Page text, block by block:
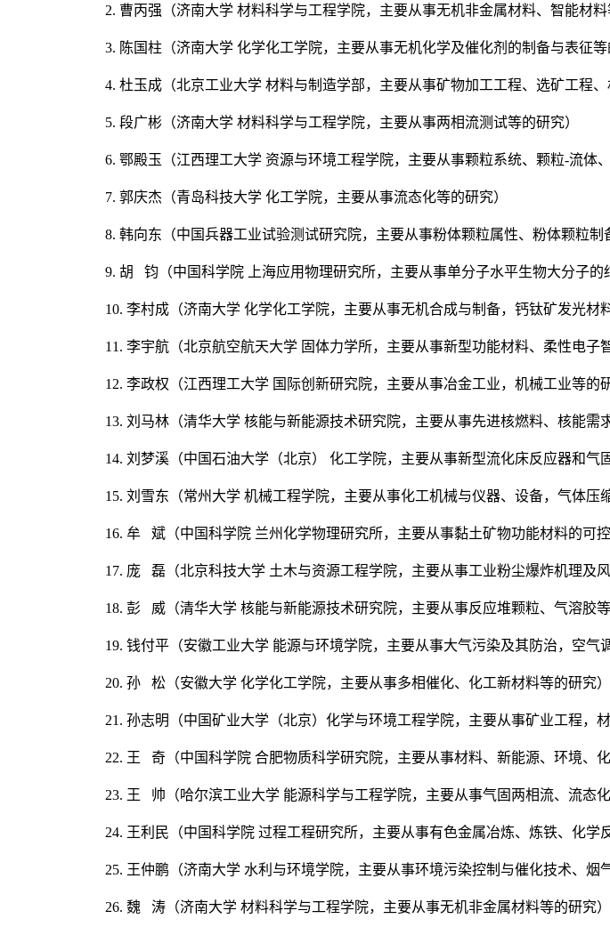
2. 曹丙强（济南大学 材料科学与工程学院，主要从事无机非金属材料、智能材料
3. 陈国柱（济南大学 化学化工学院，主要从事无机化学及催化剂的制备与表征等
4. 杜玉成（北京工业大学 材料与制造学部，主要从事矿物加工工程、选矿工程、
5. 段广彬（济南大学 材料科学与工程学院，主要从事两相流测试等的研究）
6. 鄂殿玉（江西理工大学 资源与环境工程学院，主要从事颗粒系统、颗粒-流体
7. 郭庆杰（青岛科技大学 化工学院，主要从事流态化等的研究）
8. 韩向东（中国兵器工业试验测试研究院，主要从事粉体颗粒属性、粉体颗粒
9. 胡 钧（中国科学院 上海应用物理研究所，主要从事单分子水平生物大分子
10. 李村成（济南大学 化学化工学院，主要从事无机合成与制备，钙钛矿发光材
11. 李宇航（北京航空航天大学 固体力学所，主要从事新型功能材料、柔性电子
12. 李政权（江西理工大学 国际创新研究院，主要从事冶金工业，机械工业等的
13. 刘马林（清华大学 核能与新能源技术研究院，主要从事先进核燃料、核能需
14. 刘梦溪（中国石油大学（北京） 化工学院，主要从事新型流化床反应器和气
15. 刘雪东（常州大学 机械工程学院，主要从事化工机械与仪器、设备，气体压
16. 牟 斌（中国科学院 兰州化学物理研究所，主要从事黏土矿物功能材料的可
17. 庞 磊（北京科技大学 土木与资源工程学院，主要从事工业粉尘爆炸机理及风
18. 彭 威（清华大学 核能与新能源技术研究院，主要从事反应堆颗粒、气溶胶等
19. 钱付平（安徽工业大学 能源与环境学院，主要从事大气污染及其防治，空气
20. 孙 松（安徽大学 化学化工学院，主要从事多相催化、化工新材料等的研究）
21. 孙志明（中国矿业大学（北京）化学与环境工程学院，主要从事矿业工程，
22. 王 奇（中国科学院 合肥物质科学研究院，主要从事材料、新能源、环境、化
23. 王 帅（哈尔滨工业大学 能源科学与工程学院，主要从事气固两相流、流态
24. 王利民（中国科学院 过程工程研究所，主要从事有色金属冶炼、炼铁、化学
25. 王仲鹏（济南大学 水利与环境学院，主要从事环境污染控制与催化技术、
26. 魏 涛（济南大学 材料科学与工程学院，主要从事无机非金属材料等的研究）